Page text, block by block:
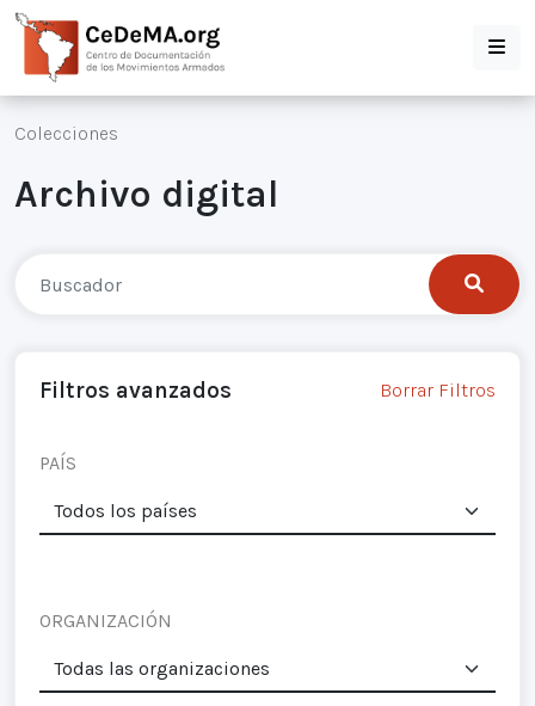
Colecciones
Archivo digital
Filtros avanzados Borrar Filtros
PAÍS
ORGANIZACIÓN